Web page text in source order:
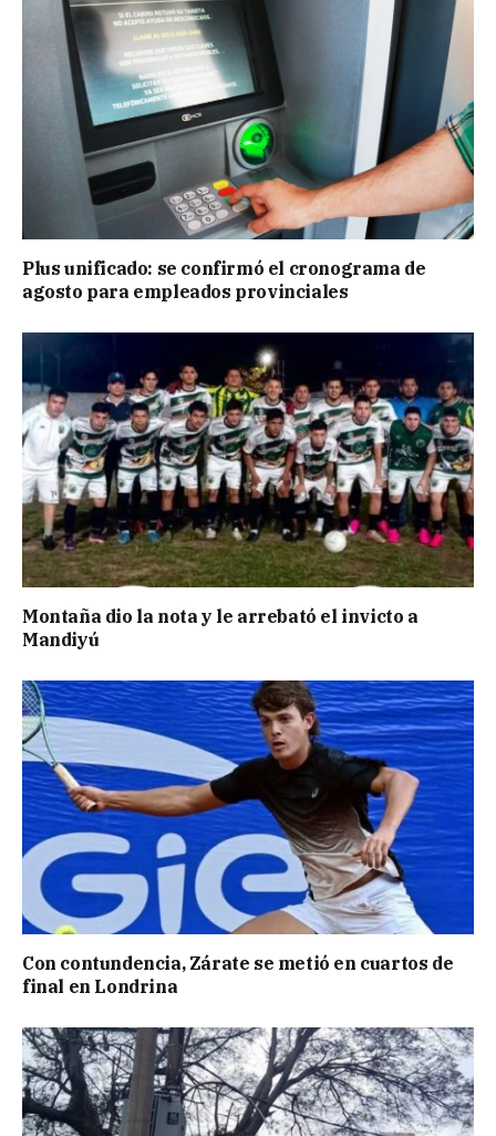
Plus unificado: se confirmó el cronograma de
agosto para empleados provinciales
Montaña dio la nota y le arrebató el invicto a
Mandiyú
Con contundencia, Zárate se metió en cuartos de
final en Londrina